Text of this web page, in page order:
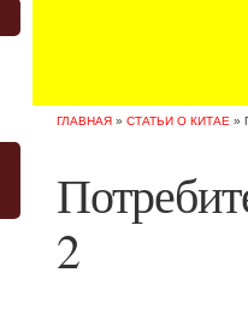
ГЛАВНАЯ » СТАТЬИ О КИТАЕ »
2